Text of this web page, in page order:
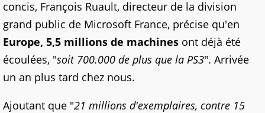
concis, François Ruault, directeur de la division
grand public de Microsoft France, précise qu'en
Europe, 5,5 millions de machines ont déjà été
écoulées, "soit 700.000 de plus que la PS3". Arrivée
un an plus tard chez nous.
Ajoutant que "21 millions d'exemplaires, contre 15